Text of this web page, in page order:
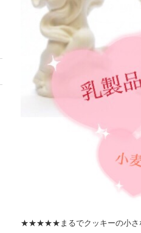
★★★★★まるでクッキーの小